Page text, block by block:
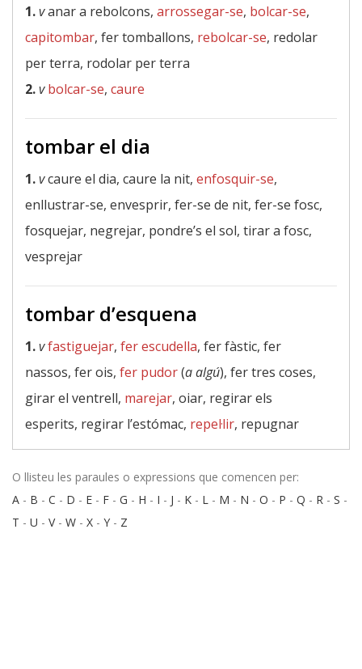
1.vanar a rebolcons, arrossegar-se, bolcar-se,
capitombar, fer tomballons, rebolcar-se, redolar
per terra, rodolar per terra
2.v bolcar-se, caure
tombar el dia
1.vcaure el dia, caure la nit, enfosquir-se,
enllustrar-se, envesprir, fer-se de nit, fer-se fosc,
fosquejar, negrejar, pondre’s el sol, tirar a fosc,
vesprejar
tombar d’esquena
1.vfastiguejar, fer escudella, fer fàstic, fer
nassos, fer ois, fer pudor(a algú), fer tres coses,
girar el ventrell, marejar, oiar, regirar els
esperits, regirar l’estómac, repel·lir, repugnar
O llisteu les paraules o expressions que comencen per:
A - B - C - D - E - F - G - H - I - J - K - L - M - N - O - P - Q - R - S -
T - U - V- W - X - Y - Z